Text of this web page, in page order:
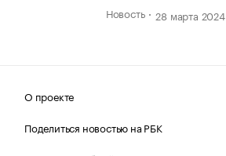
Новость 28 марта 2024
О проекте
Поделиться новостью на РБК